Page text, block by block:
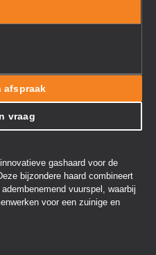
afspraak
vraag
gashaard voor de
bijzondere haard combineert
vuurspel, waarbij
voor een zuinige en